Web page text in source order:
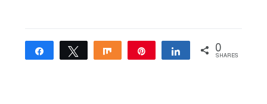
Share Tweet Share Share 0
SHARES